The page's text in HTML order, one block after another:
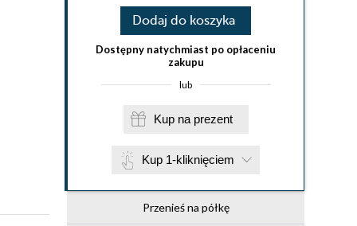
Dodaj do koszyka
Dostępny natychmiast po opłaceniu
zakupu
lub
Kup na prezent
Kup 1-kliknięciem
Przenieś na półkę